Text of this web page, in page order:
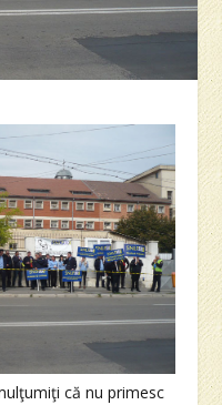
că nu primesc